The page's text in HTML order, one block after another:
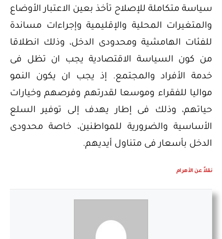
سياسة متكاملة للإصلاح تأخذ بعين الاعتبار الأوضاع
والمتغيرات المحلية والإقليمية وإجراءات مساندة
للفئات الهامشية ومحدودى الدخل، وذلك انطلاقا
من كون السياسة الاقتصادية يجب ان تظل فى
خدمة الأفراد والمجتمع. إذ يجب ان يكون النمو
مواليا للفقراء وموسعا لقدرتهم وفرصهم وخيارات
حياتهم، وذلك فى إطار يهدف إلى توفير السلع
الأساسية والضرورية للمواطنين، خاصة محدودى
الدخل بأسعار فى متناول أيديهم.
نقلاً عن الأهرام